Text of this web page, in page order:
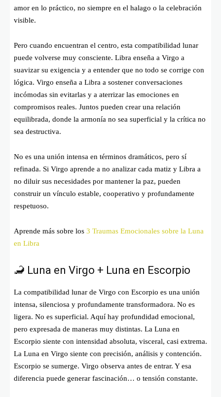
amor en lo práctico, no siempre en el halago o la celebración
visible.
Pero cuando encuentran el centro, esta compatibilidad lunar
puede volverse muy consciente. Libra enseña a Virgo a
suavizar su exigencia y a entender que no todo se corrige con
lógica. Virgo enseña a Libra a sostener conversaciones
incómodas sin evitarlas y a aterrizar las emociones en
compromisos reales. Juntos pueden crear una relación
equilibrada, donde la armonía no sea superficial y la crítica no
sea destructiva.
No es una unión intensa en términos dramáticos, pero sí
refinada. Si Virgo aprende a no analizar cada matiz y Libra a
no diluir sus necesidades por mantener la paz, pueden
construir un vínculo estable, cooperativo y profundamente
respetuoso.
Aprende más sobre los 3 Traumas Emocionales sobre la Luna
en Libra
🦂 Luna en Virgo + Luna en Escorpio
La compatibilidad lunar de Virgo con Escorpio es una unión
intensa, silenciosa y profundamente transformadora. No es
ligera. No es superficial. Aquí hay profundidad emocional,
pero expresada de maneras muy distintas. La Luna en
Escorpio siente con intensidad absoluta, visceral, casi extrema.
La Luna en Virgo siente con precisión, análisis y contención.
Escorpio se sumerge. Virgo observa antes de entrar. Y esa
diferencia puede generar fascinación… o tensión constante.